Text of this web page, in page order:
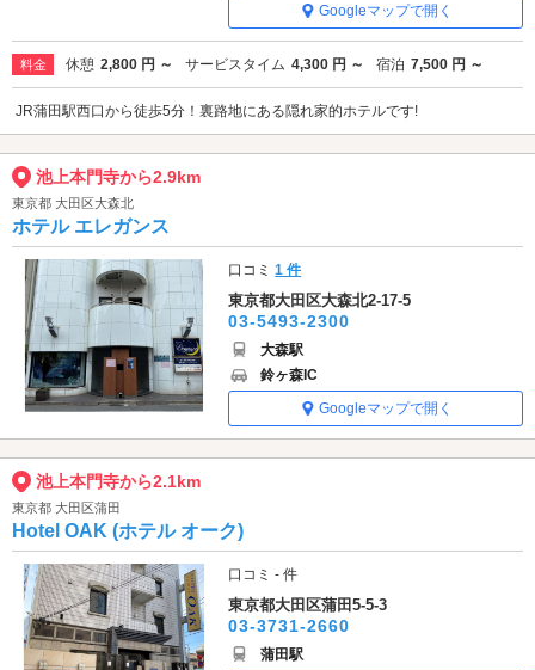
Googleマップで開く
料金 休憩 2,800 円 ～ サービスタイム 4,300 円 ～ 宿泊 7,500 円 ～
JR蒲田駅西口から徒歩5分！裏路地にある隠れ家的ホテルです!
池上本門寺から2.9km
東京都 大田区大森北
ホテル エレガンス
口コミ1 件
東京都大田区大森北2-17-5
03-5493-2300
大森駅
鈴ヶ森IC
Googleマップで開く
池上本門寺から2.1km
東京都 大田区蒲田
Hotel OAK (ホテル オーク)
口コミ - 件
東京都大田区蒲田5-5-3
03-3731-2660
蒲田駅